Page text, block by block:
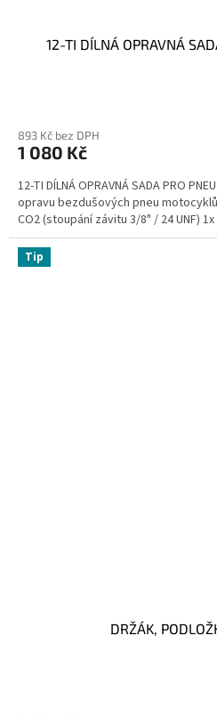
12-TI DÍLNÁ OPRAVNÁ
893 Kč bez DPH
1 080 Kč
12-TI DÍLNÁ OPRAVNÁ SADA PRO
opravu bezdušových pneu
CO2 (stoupání závitu 3/8" / 24 UNF)
Tip
DRŽÁK,